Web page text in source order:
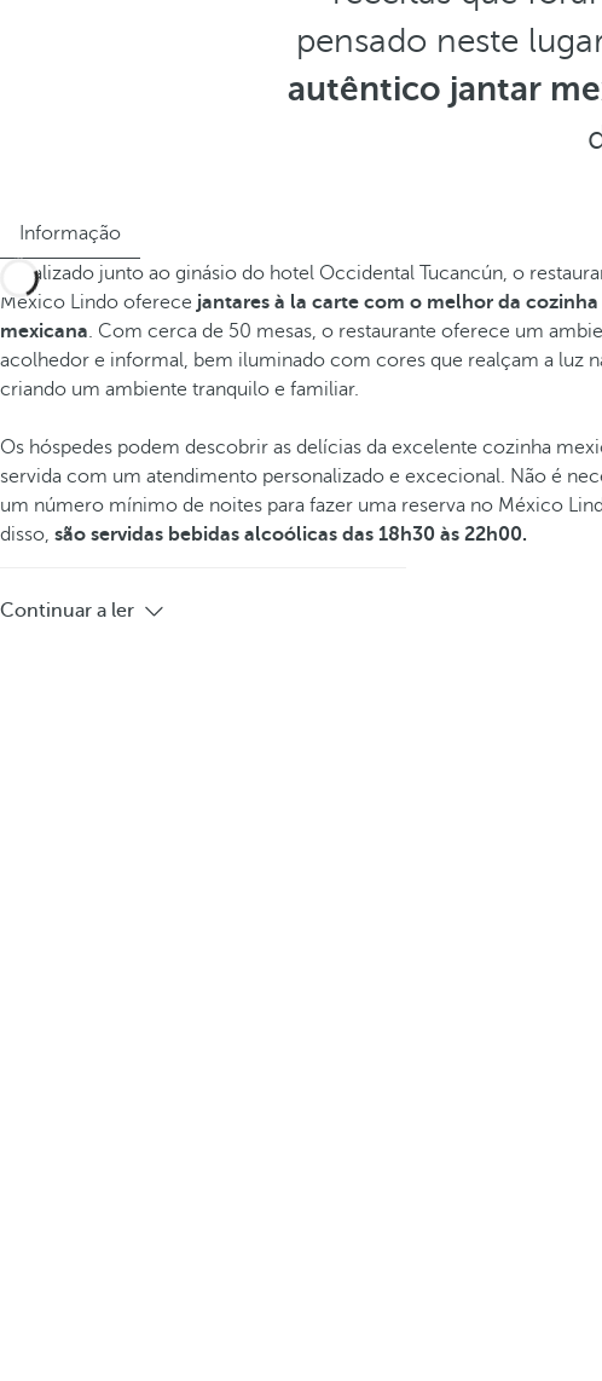
pensado neste
autêntico jantar
Informação
Localizado junto ao ginásio do hotel Occidental Tucancún, o
Mexico Lindo oferece jantares à la carte com o melhor da cozinha
mexicana. Com cerca de 50 mesas, o restaurante oferece um
acolhedor e informal, bem iluminado com cores que realçam a luz
criando um ambiente tranquilo e familiar.
Os hóspedes podem descobrir as delícias da excelente cozinha
servida com um atendimento personalizado e excecional. Não é
um número mínimo de noites para fazer uma reserva no México
disso, são servidas bebidas alcoólicas das 18h30 às 22h00.
Continuar a ler